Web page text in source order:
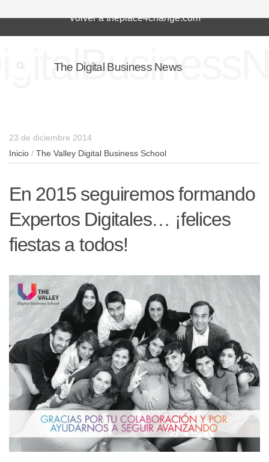
Volver a theplace4change.com
The Digital Business News
23 de diciembre 2014
Inicio / The Valley Digital Business School
En 2015 seguiremos formando
Expertos Digitales… ¡felices
fiestas a todos!